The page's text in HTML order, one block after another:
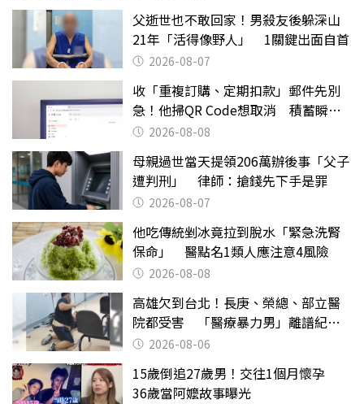
父逝世也不敢回家！男殺友後躲深山
21年「活得像野人」 1關鍵出面自首
2026-08-07
收「重複訂購、定期扣款」郵件先別
急！他掃QR Code想取消 積蓄瞬間
蒸發2026-08-08
母親過世當天提領206萬辦後事「父子
遭判刑」 律師：搶錢先下手是罪
2026-08-07
他吃傳統剉冰竟拉到脫水「緊急洗腎
保命」 醫點名1類人應注意4風險
2026-08-08
高雄欠到台北！長庚、榮總、部立醫
院都受害 「醫療暴力男」離譜紀錄
曝光2026-08-06
15歲倒追27歲男！交往1個月懷孕
36歲當阿嬤故事曝光